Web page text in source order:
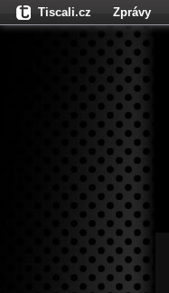
Tiscali.cz Zprávy
Fights.cz